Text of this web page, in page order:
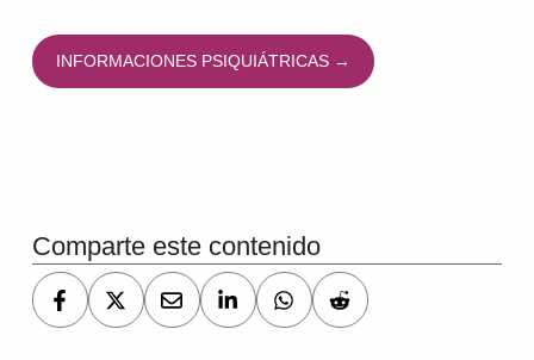
INFORMACIONES PSIQUIÁTRICAS →
Comparte este contenido